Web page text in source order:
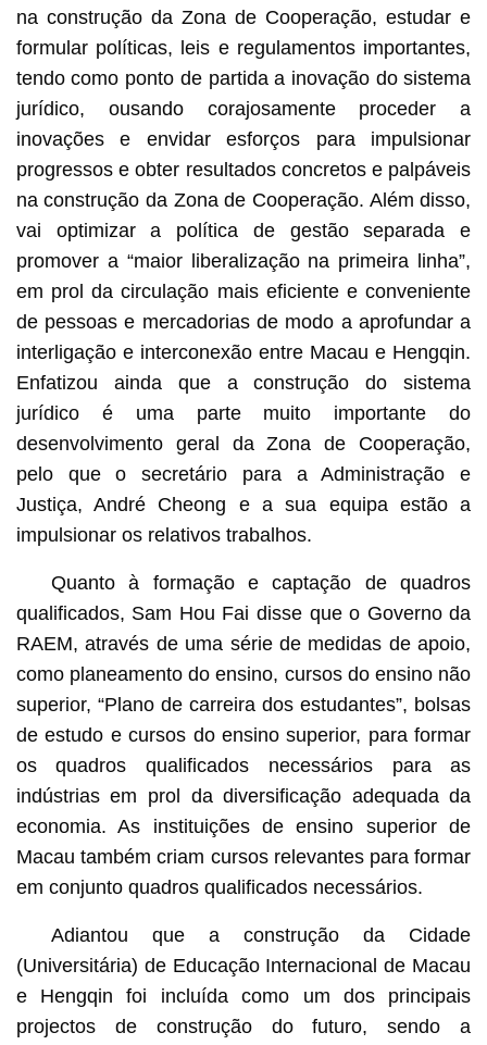
na construção da Zona de Cooperação, estudar e
formular políticas, leis e regulamentos importantes,
tendo como ponto de partida a inovação do sistema
jurídico, ousando corajosamente proceder a
inovações e envidar esforços para impulsionar
progressos e obter resultados concretos e palpáveis
na construção da Zona de Cooperação. Além disso,
vai optimizar a política de gestão separada e
promover a “maior liberalização na primeira linha”,
em prol da circulação mais eficiente e conveniente
de pessoas e mercadorias de modo a aprofundar a
interligação e interconexão entre Macau e Hengqin.
Enfatizou ainda que a construção do sistema
jurídico é uma parte muito importante do
desenvolvimento geral da Zona de Cooperação,
pelo que o secretário para a Administração e
Justiça, André Cheong e a sua equipa estão a
impulsionar os relativos trabalhos.
Quanto à formação e captação de quadros
qualificados, Sam Hou Fai disse que o Governo da
RAEM, através de uma série de medidas de apoio,
como planeamento do ensino, cursos do ensino não
superior, “Plano de carreira dos estudantes”, bolsas
de estudo e cursos do ensino superior, para formar
os quadros qualificados necessários para as
indústrias em prol da diversificação adequada da
economia. As instituições de ensino superior de
Macau também criam cursos relevantes para formar
em conjunto quadros qualificados necessários.
Adiantou que a construção da Cidade
(Universitária) de Educação Internacional de Macau
e Hengqin foi incluída como um dos principais
projectos de construção do futuro, sendo a